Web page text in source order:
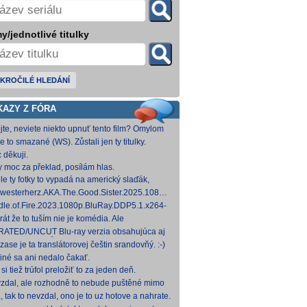
jednotlivé titulky
HLEDÁNÍ
Z FÓRA
neviete niekto upnuť tento film? Omylom
ho vymazal a neviem ho nikde nájsť. Robil
na
to smazané (WS). Zůstali jen ty titulky.
děkuji.
moc za překlad, posílám hlas.
ty fotky to vypadá na americký slaďák,
opak je pravdou..... Kdysi jsem četl i
cinepth [5,88 GB] Nemecké
[18,74 GB]
že to tuším nie je komédia. Ale
sa môže konať. Možno príde aj
pes a tomu
UNCUT Blu-ray verzia obsahujúca aj
Skarsgårda, explicitnejšie zábery sexu
je ta translátorovej češtin srandovňý. :-)
sa ani nedalo čakať.
si tiež trúfol preložiť to za jeden deň.
ale rozhodně to nebude puštěné mimo
Samozřejmě překladač.
tak to nevzdal, ono je to uz hotove a nahrate.